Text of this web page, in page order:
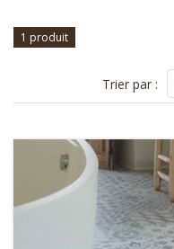
1 produit
Trier par :